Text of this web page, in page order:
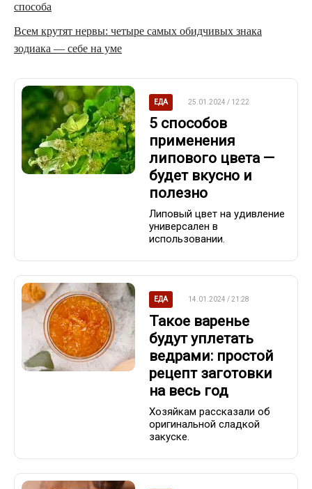
способа
Всем крутят нервы: четыре самых обидчивых знака
зодиака — себе на уме
ЕДА 25.01.2024 / 12:22
5 способов
применения
липового цвета —
будет вкусно и
полезно
Липовый цвет на удивление
универсален в
использовании.
ЕДА 14.01.2024 / 21:28
Такое варенье
будут уплетать
ведрами: простой
рецепт заготовки
на весь год
Хозяйкам рассказали об
оригинальной сладкой
закуске.